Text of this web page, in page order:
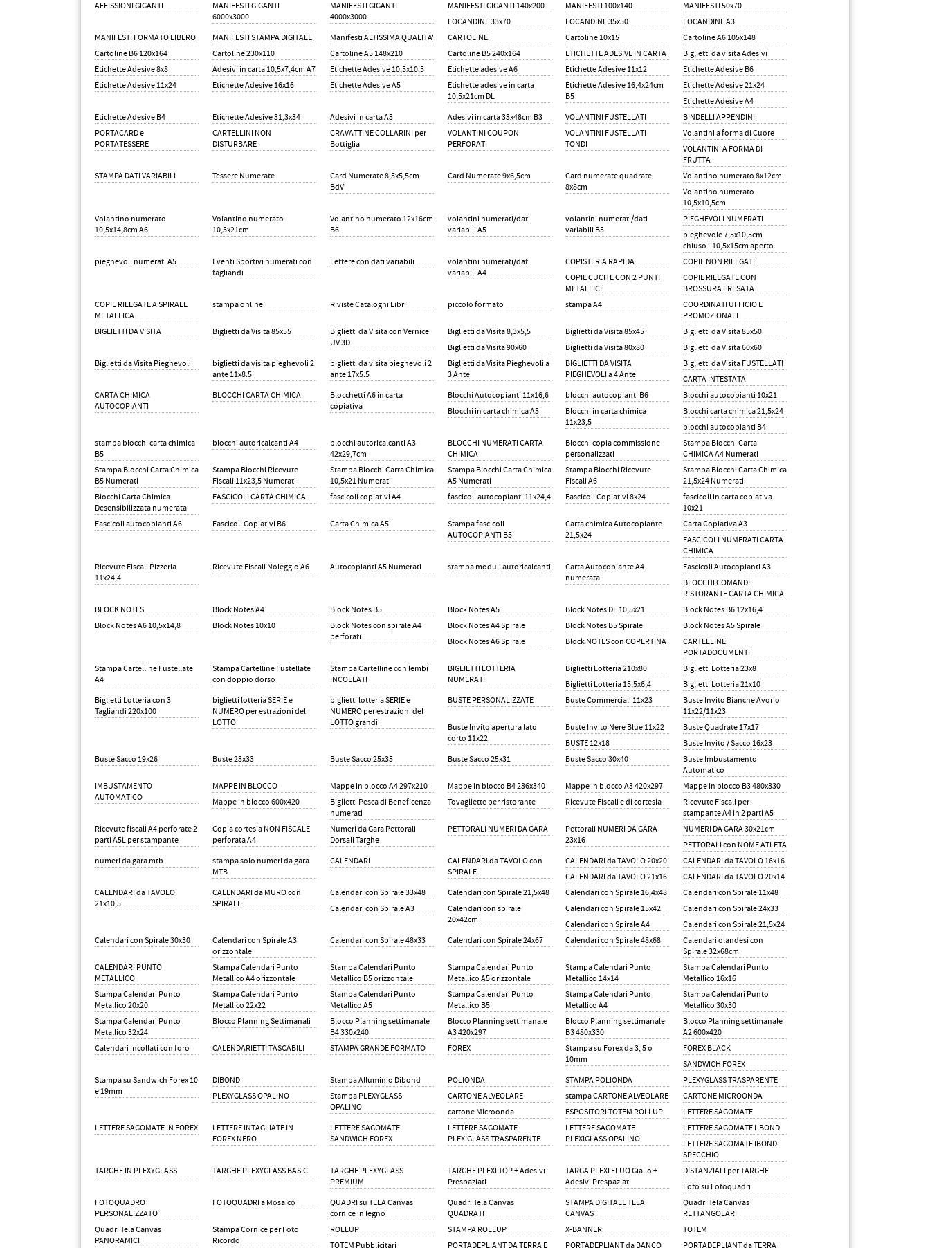
AFFISSIONI GIGANTI
MANIFESTI GIGANTI
6000x3000
MANIFESTI GIGANTI
4000x3000
MANIFESTI GIGANTI 140x200 MANIFESTI 100x140
MANIFESTI 50x70
LOCANDINE 33x70
LOCANDINE 35x50
LOCANDINE A3
MANIFESTI FORMATO LIBERO
MANIFESTI STAMPA DIGITALE Manifesti ALTISSIMA QUALITA' CARTOLINE Cartoline 10x15
Cartoline A6 105x148
Cartoline B6 120x164
Cartoline 230x110 Cartoline A5 148x210 Cartoline B5 240x164 ETICHETTE ADESIVE IN CARTA
Biglietti da visita Adesivi
Etichette Adesive 8x8
Adesivi in carta 10,5x7,4cm A7 Etichette Adesive 10,5x10,5 Etichette adesive A6 Etichette Adesive 11x12
Etichette Adesive B6
Etichette Adesive 11x24
Etichette Adesive 16x16 Etichette Adesive A5
Etichette adesive in carta
10,5x21cm DL
Etichette Adesive 16,4x24cm
B5
Etichette Adesive 21x24
Etichette Adesive A4
Etichette Adesive B4
Etichette Adesive 31,3x34 Adesivi in carta A3 Adesivi in carta 33x48cm B3 VOLANTINI FUSTELLATI
BINDELLI APPENDINI
PORTACARD e
PORTATESSERE
CARTELLINI NON
DISTURBARE
CRAVATTINE COLLARINI per
Bottiglia
VOLANTINI COUPON
PERFORATI
VOLANTINI FUSTELLATI
TONDI
Volantini a forma di Cuore
VOLANTINI A FORMA DI
FRUTTA
STAMPA DATI VARIABILI
Tessere Numerate
Card Numerate 8,5x5,5cm
BdV
Card Numerate 9x6,5cm
Card numerate quadrate
8x8cm
Volantino numerato 8x12cm
Volantino numerato
10,5x10,5cm
Volantino numerato
10,5x14,8cm A6
Volantino numerato
10,5x21cm
Volantino numerato 12x16cm
B6
volantini numerati/dati
variabili A5
volantini numerati/dati
variabili B5
PIEGHEVOLI NUMERATI
pieghevole 7,5x10,5cm
chiuso - 10,5x15cm aperto
pieghevoli numerati A5
Eventi Sportivi numerati con
tagliandi
Lettere con dati variabili
volantini numerati/dati
variabili A4
COPISTERIA RAPIDA
COPIE NON RILEGATE
COPIE CUCITE CON 2 PUNTI
METALLICI
COPIE RILEGATE CON
BROSSURA FRESATA
COPIE RILEGATE A SPIRALE
METALLICA
stampa online Riviste Cataloghi Libri piccolo formato stampa A4
COORDINATI UFFICIO E
PROMOZIONALI
BIGLIETTI DA VISITA
Biglietti da Visita 85x55
Biglietti da Visita con Vernice
UV 3D
Biglietti da Visita 8,3x5,5 Biglietti da Visita 85x45
Biglietti da Visita 85x50
Biglietti da Visita 90x60
Biglietti da Visita 80x80
Biglietti da Visita 60x60
Biglietti da Visita Pieghevoli
biglietti da visita pieghevoli 2
ante 11x8.5
biglietti da visita pieghevoli 2
ante 17x5.5
Biglietti da Visita Pieghevoli a
3 Ante
BIGLIETTI DA VISITA
PIEGHEVOLI a 4 Ante
Biglietti da Visita FUSTELLATI
CARTA INTESTATA
CARTA CHIMICA
AUTOCOPIANTI
BLOCCHI CARTA CHIMICA
Blocchetti A6 in carta
copiativa
Blocchi Autocopianti 11x16,6 blocchi autocopianti B6
Blocchi autocopianti 10x21
Blocchi in carta chimica A5
Blocchi in carta chimica
11x23,5
Blocchi carta chimica 21,5x24
blocchi autocopianti B4
stampa blocchi carta chimica
B5
blocchi autoricalcanti A4
blocchi autoricalcanti A3
42x29,7cm
BLOCCHI NUMERATI CARTA
CHIMICA
Blocchi copia commissione
personalizzati
Stampa Blocchi Carta
CHIMICA A4 Numerati
Stampa Blocchi Carta Chimica
B5 Numerati
Stampa Blocchi Ricevute
Fiscali 11x23,5 Numerati
Stampa Blocchi Carta Chimica
10,5x21 Numerati
Stampa Blocchi Carta Chimica
A5 Numerati
Stampa Blocchi Ricevute
Fiscali A6
Stampa Blocchi Carta Chimica
21,5x24 Numerati
Blocchi Carta Chimica
Desensibilizzata numerata
FASCICOLI CARTA CHIMICA fascicoli copiativi A4 fascicoli autocopianti 11x24,4 Fascicoli Copiativi 8x24
fascicoli in carta copiativa
10x21
Fascicoli autocopianti A6
Fascicoli Copiativi B6 Carta Chimica A5
Stampa fascicoli
AUTOCOPIANTI B5
Carta chimica Autocopiante
21,5x24
Carta Copiativa A3
FASCICOLI NUMERATI CARTA
CHIMICA
Ricevute Fiscali Pizzeria
11x24,4
Ricevute Fiscali Noleggio A6 Autocopianti A5 Numerati stampa moduli autoricalcanti
Carta Autocopiante A4
numerata
Fascicoli Autocopianti A3
BLOCCHI COMANDE
RISTORANTE CARTA CHIMICA
BLOCK NOTES
Block Notes A4 Block Notes B5 Block Notes A5 Block Notes DL 10,5x21
Block Notes B6 12x16,4
Block Notes A6 10,5x14,8
Block Notes 10x10
Block Notes con spirale A4
perforati
Block Notes A4 Spirale Block Notes B5 Spirale
Block Notes A5 Spirale
Block Notes A6 Spirale
Block NOTES con COPERTINA
CARTELLINE
PORTADOCUMENTI
Stampa Cartelline Fustellate
A4
Stampa Cartelline Fustellate
con doppio dorso
Stampa Cartelline con lembi
INCOLLATI
BIGLIETTI LOTTERIA
NUMERATI
Biglietti Lotteria 210x80
Biglietti Lotteria 23x8
Biglietti Lotteria 15,5x6,4
Biglietti Lotteria 21x10
Biglietti Lotteria con 3
Tagliandi 220x100
biglietti lotteria SERIE e
NUMERO per estrazioni del
LOTTO
biglietti lotteria SERIE e
NUMERO per estrazioni del
LOTTO grandi
BUSTE PERSONALIZZATE Buste Commerciali 11x23
Buste Invito Bianche Avorio
11x22/11x23
Buste Invito apertura lato
corto 11x22
Buste Invito Nere Blue 11x22
Buste Quadrate 17x17
BUSTE 12x18
Buste Invito / Sacco 16x23
Buste Sacco 19x26
Buste 23x33 Buste Sacco 25x35 Buste Sacco 25x31 Buste Sacco 30x40
Buste Imbustamento
Automatico
IMBUSTAMENTO
AUTOMATICO
MAPPE IN BLOCCO Mappe in blocco A4 297x210 Mappe in blocco B4 236x340 Mappe in blocco A3 420x297
Mappe in blocco B3 480x330
Mappe in blocco 600x420
Biglietti Pesca di Beneficenza
numerati
Tovagliette per ristorante Ricevute Fiscali e di cortesia
Ricevute Fiscali per
stampante A4 in 2 parti A5
Ricevute fiscali A4 perforate 2
parti A5L per stampante
Copia cortesia NON FISCALE
perforata A4
Numeri da Gara Pettorali
Dorsali Targhe
PETTORALI NUMERI DA GARA
Pettorali NUMERI DA GARA
23x16
NUMERI DA GARA 30x21cm
PETTORALI con NOME ATLETA
numeri da gara mtb
stampa solo numeri da gara
MTB
CALENDARI
CALENDARI da TAVOLO con
SPIRALE
CALENDARI da TAVOLO 20x20
CALENDARI da TAVOLO 16x16
CALENDARI da TAVOLO 21x16
CALENDARI da TAVOLO 20x14
CALENDARI da TAVOLO
21x10,5
CALENDARI da MURO con
SPIRALE
Calendari con Spirale 33x48 Calendari con Spirale 21,5x48 Calendari con Spirale 16,4x48
Calendari con Spirale 11x48
Calendari con Spirale A3
Calendari con spirale
20x42cm
Calendari con Spirale 15x42
Calendari con Spirale 24x33
Calendari con Spirale A4
Calendari con Spirale 21,5x24
Calendari con Spirale 30x30
Calendari con Spirale A3
orizzontale
Calendari con Spirale 48x33 Calendari con Spirale 24x67 Calendari con Spirale 48x68
Calendari olandesi con
Spirale 32x68cm
CALENDARI PUNTO
METALLICO
Stampa Calendari Punto
Metallico A4 orizzontale
Stampa Calendari Punto
Metallico B5 orizzontale
Stampa Calendari Punto
Metallico A5 orizzontale
Stampa Calendari Punto
Metallico 14x14
Stampa Calendari Punto
Metallico 16x16
Stampa Calendari Punto
Metallico 20x20
Stampa Calendari Punto
Metallico 22x22
Stampa Calendari Punto
Metallico A5
Stampa Calendari Punto
Metallico B5
Stampa Calendari Punto
Metallico A4
Stampa Calendari Punto
Metallico 30x30
Stampa Calendari Punto
Metallico 32x24
Blocco Planning Settimanali
Blocco Planning settimanale
B4 330x240
Blocco Planning settimanale
A3 420x297
Blocco Planning settimanale
B3 480x330
Blocco Planning settimanale
A2 600x420
Calendari incollati con foro
CALENDARIETTI TASCABILI STAMPA GRANDE FORMATO FOREX
Stampa su Forex da 3, 5 o
10mm
FOREX BLACK
SANDWICH FOREX
Stampa su Sandwich Forex 10
e 19mm
DIBOND Stampa Alluminio Dibond POLIONDA STAMPA POLIONDA
PLEXYGLASS TRASPARENTE
PLEXYGLASS OPALINO
Stampa PLEXYGLASS
OPALINO
CARTONE ALVEOLARE stampa CARTONE ALVEOLARE
CARTONE MICROONDA
cartone Microonda
ESPOSITORI TOTEM ROLLUP
LETTERE SAGOMATE
LETTERE SAGOMATE IN FOREX
LETTERE INTAGLIATE IN
FOREX NERO
LETTERE SAGOMATE
SANDWICH FOREX
LETTERE SAGOMATE
PLEXIGLASS TRASPARENTE
LETTERE SAGOMATE
PLEXIGLASS OPALINO
LETTERE SAGOMATE I-BOND
LETTERE SAGOMATE IBOND
SPECCHIO
TARGHE IN PLEXYGLASS
TARGHE PLEXYGLASS BASIC
TARGHE PLEXYGLASS
PREMIUM
TARGHE PLEXI TOP + Adesivi
Prespaziati
TARGA PLEXI FLUO Giallo +
Adesivi Prespaziati
DISTANZIALI per TARGHE
Foto su Fotoquadri
FOTOQUADRO
PERSONALIZZATO
FOTOQUADRI a Mosaico
QUADRI su TELA Canvas
cornice in legno
Quadri Tela Canvas
QUADRATI
STAMPA DIGITALE TELA
CANVAS
Quadri Tela Canvas
RETTANGOLARI
Quadri Tela Canvas
PANORAMICI
Stampa Cornice per Foto
Ricordo
ROLLUP STAMPA ROLLUP X-BANNER
TOTEM